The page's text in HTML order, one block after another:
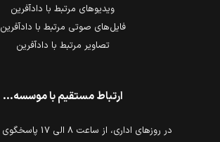
ارتباط مستقیم با موسسه...
در روزهای اداری، از ساعت 8 الی 17 پاسخگوی شما هستیم.
ویدیوهای مرتبط با دادآفرین
فایل‌های صوتی مرتبط با دادآفرین
تصاویر مرتبط با دادآفرین